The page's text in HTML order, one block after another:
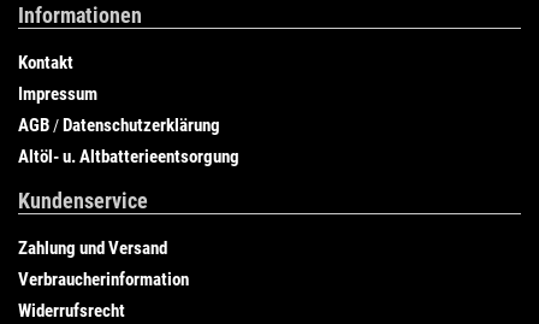
Informationen
Kontakt
Impressum
AGB /Datenschutzerklärung
Altöl- u. Altbatterieentsorgung
Kundenservice
Zahlung und Versand
Verbraucherinformation
Widerrufsrecht